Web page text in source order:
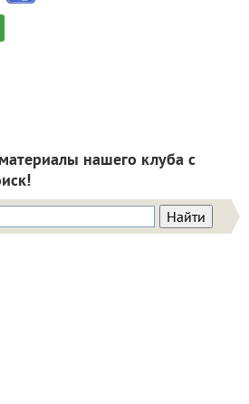
нашего клуба с